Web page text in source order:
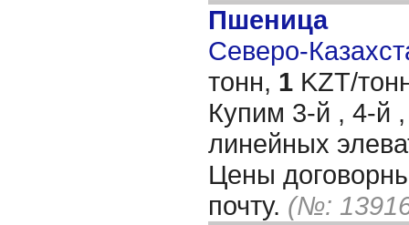
Пшеница
Северо-
тонн, 1 KZT/
Купим 3-й , 4-й
линейных
Цены
почту. (№: